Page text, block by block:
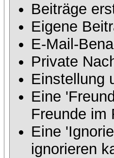
Beiträge
Eigene
E-Mail-
Private
Einstellung
Eine
Freunde im
Eine
ignorieren